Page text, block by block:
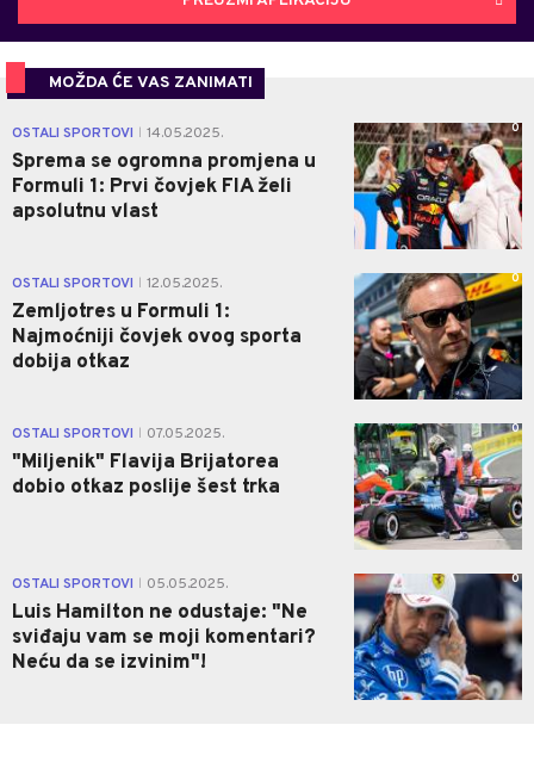
MOŽDA ĆE VAS ZANIMATI
OSTALI SPORTOVI 14.05.2025.
Sprema se ogromna promjena u
Formuli 1: Prvi čovjek FIA želi
apsolutnu vlast
0
OSTALI SPORTOVI 12.05.2025.
Zemljotres u Formuli 1:
Najmoćniji čovjek ovog sporta
dobija otkaz
0
OSTALI SPORTOVI 07.05.2025.
"Miljenik" Flavija Brijatorea
dobio otkaz poslije šest trka
0
OSTALI SPORTOVI 05.05.2025.
Luis Hamilton ne odustaje: "Ne
sviđaju vam se moji komentari?
Neću da se izvinim"!
0